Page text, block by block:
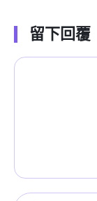
留下回覆